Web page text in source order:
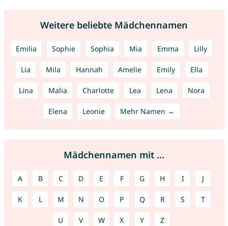
Weitere beliebte Mädchennamen
Emilia Sophie Sophia Mia Emma Lilly
Lia Mila Hannah Amelie Emily Ella
Lina Malia Charlotte Lea Lena Nora
Elena Leonie Mehr Namen →
Mädchennamen mit ...
A B C D E F G H I J
K L M N O P Q R S T
U V W X Y Z